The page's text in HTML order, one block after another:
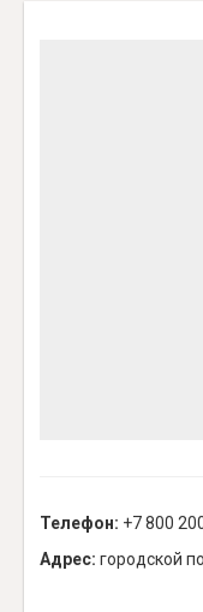
Телефон: +7 800
Адрес: городской